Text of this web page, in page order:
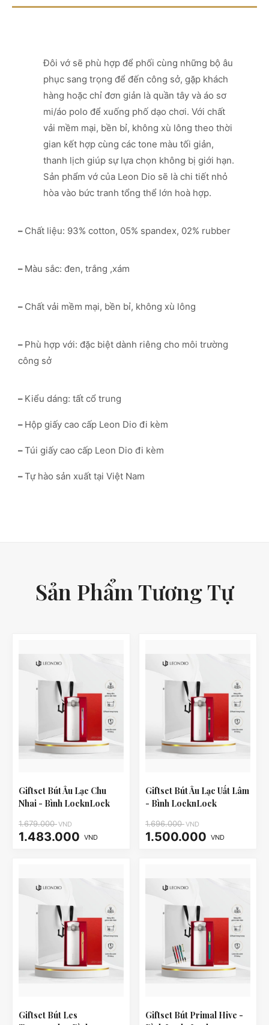
Đôi vớ sẽ phù hợp để phối cùng những bộ âu
phục sang trọng để đến công sở, gặp khách
hàng hoặc chỉ đơn giản là quần tây và áo sơ
mi/áo polo để xuống phố dạo chơi. Với chất
vải mềm mại, bền bỉ, không xù lông theo thời
gian kết hợp cùng các tone màu tối giản,
thanh lịch giúp sự lựa chọn không bị giới hạn.
Sản phẩm vớ của Leon Dio sẽ là chi tiết nhỏ
hòa vào bức tranh tổng thể lớn hoà hợp.
– Chất liệu: 93% cotton, 05% spandex, 02% rubber
– Màu sắc: đen, trắng ,xám
– Chất vải mềm mại, bền bỉ, không xù lông
– Phù hợp với: đặc biệt dành riêng cho môi trường
công sở
– Kiểu dáng: tất cổ trung
– Hộp giấy cao cấp Leon Dio đi kèm
–Túi giấy cao cấp Leon Dio đi kèm
–Tự hào sản xuất tại Việt Nam
Sản Phẩm Tương Tự
Giftset Bút Âu Lạc Chu
Nhai - Bình LocknLock
1.679.000VND
1.483.000 VND
Giftset Bút Âu Lạc Uất Lâm
- Bình LocknLock
1.696.000VND
1.500.000 VND
Giftset Bút Les
Giftset Bút Primal Hive -